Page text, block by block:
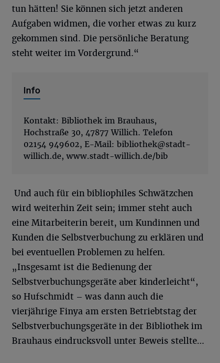
tun hätten! Sie können sich jetzt anderen
Aufgaben widmen, die vorher etwas zu kurz
gekommen sind. Die persönliche Beratung
steht weiter im Vordergrund.“
Info
Kontakt: Bibliothek im Brauhaus,
Hochstraße 30, 47877 Willich. Telefon
02154 949602, E-Mail: bibliothek@stadt-
willich.de, www.stadt-willich.de/bib
Und auch für ein bibliophiles Schwätzchen
wird weiterhin Zeit sein; immer steht auch
eine Mitarbeiterin bereit, um Kundinnen und
Kunden die Selbstverbuchung zu erklären und
bei eventuellen Problemen zu helfen.
„Insgesamt ist die Bedienung der
Selbstverbuchungsgeräte aber kinderleicht“,
so Hufschmidt – was dann auch die
vierjährige Finya am ersten Betriebtstag der
Selbstverbuchungsgeräte in der Bibliothek im
Brauhaus eindrucksvoll unter Beweis stellte…